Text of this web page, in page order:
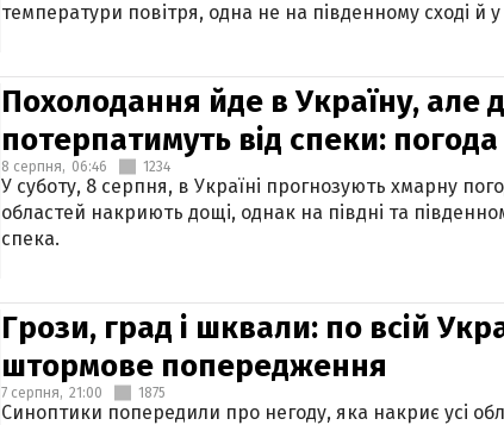
температури повітря, одна не на південному сході й
Похолодання йде в Україну, але
потерпатимуть від спеки:
8 серпня, 06:46 1234
У суботу, 8 серпня, в Україні прогнозують хмарну
областей накриють дощі, однак на півдні та
спека.
Грози, град і шквали: по всій
штормове попередження
7 серпня, 21:00 1875
Синоптики попередили про негоду, яка накриє усі